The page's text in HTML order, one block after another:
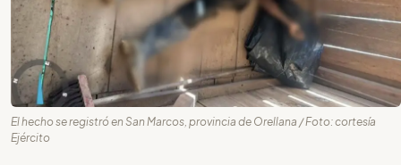
El hecho se registró en San Marcos, provincia de Orellana / Foto: cortesía
Ejército